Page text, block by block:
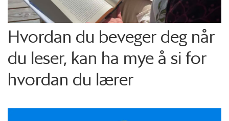
Hvordan du beveger deg når
du leser, kan ha mye å si for
hvordan du lærer